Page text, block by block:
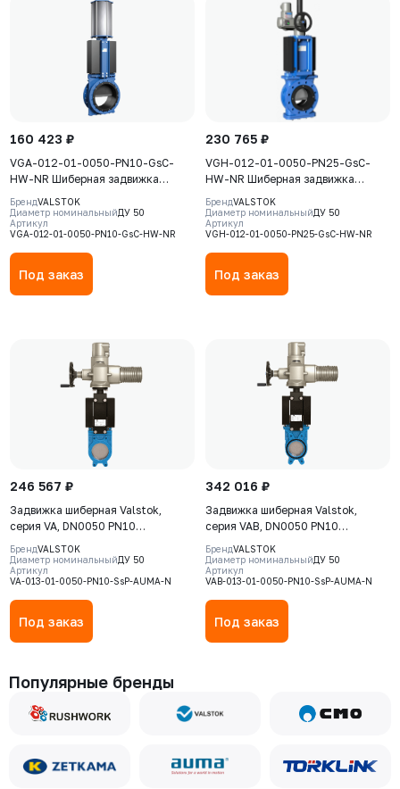
160 423 ₽
VGA-012-01-0050-PN10-GsC-
HW-NR Шиберная задвижка
Valstok, серия VGA, DN0050, PN10,
штурвал, выдвижной шток, корпус
GJS-500-7 (GGG50), нож AISI304,
Rubber
БрендVALSTOK
Диаметр номинальныйДУ 50
Артикул
VGA-012-01-0050-PN10-GsC-HW-NR
Под заказ
230 765 ₽
VGH-012-01-0050-PN25-GsC-
HW-NR Шиберная задвижка
Valstok, серия VGH, DN0050,
PN25, штурвал, выдвижной шток,
корпус GJS-500-7 (GGG50), нож
Natural Rubber
БрендVALSTOK
Диаметр номинальныйДУ 50
Артикул
VGH-012-01-0050-PN25-GsC-HW-NR
Под заказ
246 567 ₽
Задвижка шиберная Valstok,
серия VA, DN0050 PN10
невыдвижной шток, корпус GJS-
400-15 (GGG40), нож AISI 304,
NBR, Электропривод AUMA SA
БрендVALSTOK
Диаметр номинальныйДУ 50
Артикул
VA-013-01-0050-PN10-SsP-AUMA-N
Под заказ
342 016 ₽
Задвижка шиберная Valstok,
серия VAB, DN0050 PN10
невыдвижной шток, корпус GJS-
400-15 (GGG40), нож AISI 304,
NBR, Электропривод AUMA SA
БрендVALSTOK
Диаметр номинальныйДУ 50
Артикул
VAB-013-01-0050-PN10-SsP-AUMA-N
Под заказ
Популярные бренды